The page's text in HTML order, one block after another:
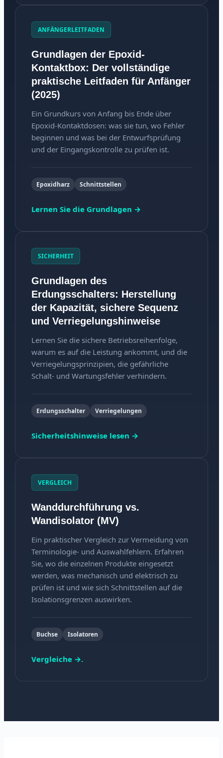
ANFÄNGERLEITFADEN
Grundlagen der Epoxid-
Kontaktbox: Der vollständige
praktische Leitfaden für Anfänger
(2025)
Ein Grundkurs von Anfang bis Ende über
Epoxid-Kontaktdosen: was sie tun, wo Fehler
beginnen und was bei der Entwurfsprüfung
und der Eingangskontrolle zu prüfen ist.
Epoxidharz Schnittstellen
Lernen Sie die Grundlagen →
SICHERHEIT
Grundlagen des
Erdungsschalters: Herstellung
der Kapazität, sichere Sequenz
und Verriegelungshinweise
Lernen Sie die sichere Betriebsreihenfolge,
warum es auf die Leistung ankommt, und die
Verriegelungsprinzipien, die gefährliche
Schalt- und Wartungsfehler verhindern.
Erdungsschalter Verriegelungen
Sicherheitshinweise lesen →
VERGLEICH
Wanddurchführung vs.
Wandisolator (MV)
Ein praktischer Vergleich zur Vermeidung von
Terminologie- und Auswahlfehlern. Erfahren
Sie, wo die einzelnen Produkte eingesetzt
werden, was mechanisch und elektrisch zu
prüfen ist und wie sich Schnittstellen auf die
Isolationsgrenzen auswirken.
Buchse Isolatoren
Vergleiche →.